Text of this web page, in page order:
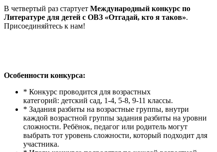
В четвертый раз стартует Международный конкурс по
Литературе для детей с ОВЗ «Отгадай, кто я таков».
Присоединяйтесь к нам!
Особенности конкурса:
* Конкурс проводится для возрастных
категорий: детский сад, 1-4, 5-8, 9-11 классы.
* Задания разбиты на возрастные группы, внутри
каждой возрастной группы задания разбиты на уровни
сложности. Ребёнок, педагог или родитель могут
выбрать тот уровень сложности, который подходит для
участника.